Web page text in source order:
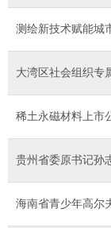
测绘新技术赋能城
大湾区社会组织专
稀土永磁材料上市
贵州省委原书记孙
海南省青少年高尔